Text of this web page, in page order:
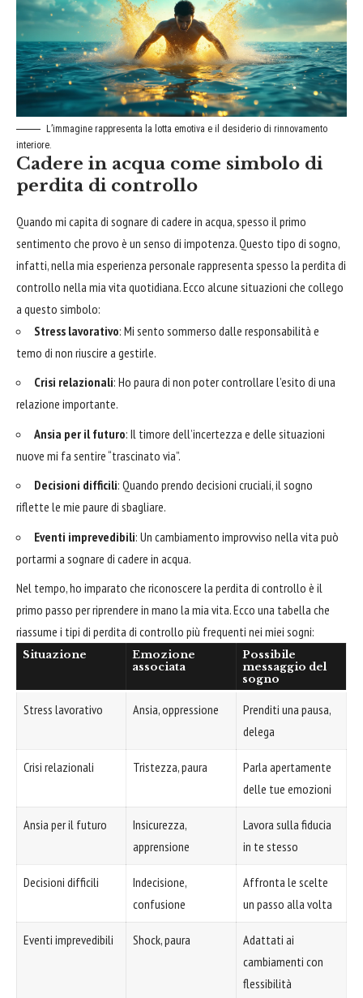
L’immagine rappresenta la lotta emotiva e il desiderio di rinnovamento
interiore.
Cadere in acqua come simbolo di
perdita di controllo
Quando mi capita di sognare di cadere in acqua, spesso il primo
sentimento che provo è un senso di impotenza. Questo tipo di sogno,
infatti, nella mia esperienza personale rappresenta spesso la perdita di
controllo nella mia vita quotidiana. Ecco alcune situazioni che collego
a questo simbolo:
Stress lavorativo: Mi sento sommerso dalle responsabilità e
temo di non riuscire a gestirle.
Crisi relazionali: Ho paura di non poter controllare l’esito di una
relazione importante.
Ansia per il futuro: Il timore dell’incertezza e delle situazioni
nuove mi fa sentire “trascinato via”.
Decisioni difficili: Quando prendo decisioni cruciali, il sogno
riflette le mie paure di sbagliare.
Eventi imprevedibili: Un cambiamento improvviso nella vita può
portarmi a sognare di cadere in acqua.
Nel tempo, ho imparato che riconoscere la perdita di controllo è il
primo passo per riprendere in mano la mia vita. Ecco una tabella che
riassume i tipi di perdita di controllo più frequenti nei miei sogni:
Situazione
Emozione
associata
Possibile
messaggio del
sogno
Stress lavorativo Ansia, oppressione
Prenditi una pausa,
delega
Crisi relazionali Tristezza, paura
Parla apertamente
delle tue emozioni
Ansia per il futuro
Insicurezza,
apprensione
Lavora sulla fiducia
in te stesso
Decisioni difficili
Indecisione,
confusione
Affronta le scelte
un passo alla volta
Eventi imprevedibili Shock, paura
Adattati ai
cambiamenti con
flessibilità